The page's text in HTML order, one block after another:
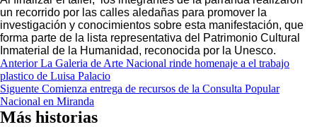
un recorrido por las calles aledañas para promover la
investigación y conocimientos sobre esta manifestación, que
forma parte de la lista representativa del Patrimonio Cultural
Inmaterial de la Humanidad, reconocida por la Unesco.
Navegación
de
entradas
AnteriorLa Galeria de Arte Nacional rinde homenaje a el trabajo
plastico de Luisa Palacio
Siguente Comienza entrega de recursos de la Consulta Popular
Nacional en Miranda
Más historias